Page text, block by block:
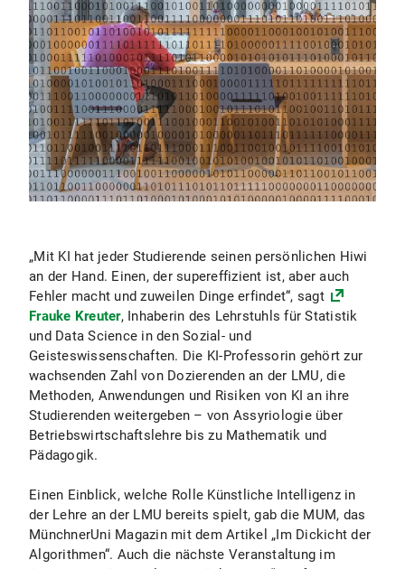
„Mit KI hat jeder Studierende seinen persönlichen Hiwi
an der Hand. Einen, der supereffizient ist, aber auch
Fehler macht und zuweilen Dinge erfindet“, sagt
Frauke Kreuter, Inhaberin des Lehrstuhls für Statistik
und Data Science in den Sozial- und
Geisteswissenschaften. Die KI-Professorin gehört zur
wachsenden Zahl von Dozierenden an der LMU, die
Methoden, Anwendungen und Risiken von KI an ihre
Studierenden weitergeben – von Assyriologie über
Betriebswirtschaftslehre bis zu Mathematik und
Pädagogik.
Einen Einblick, welche Rolle Künstliche Intelligenz in
der Lehre an der LMU bereits spielt, gab die MUM, das
MünchnerUni Magazin mit dem Artikel „Im Dickicht der
Algorithmen“. Auch die nächste Veranstaltung im